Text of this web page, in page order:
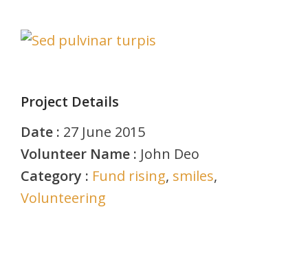
Project Details
Date : 27 June 2015
Volunteer Name : John Deo
Category : Fund rising, smiles,
Volunteering